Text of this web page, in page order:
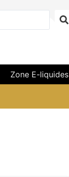
Zone E-liquides